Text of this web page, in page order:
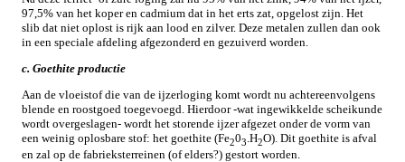
97,5% van het koper en cadmium dat in het erts zat, opgelost zijn. Het
slib dat niet oplost is rijk aan lood en zilver. Deze metalen zullen dan ook
in een speciale afdeling afgezonderd en gezuiverd worden.
c. Goethite productie
Aan de vloeistof die van de ijzerloging komt wordt nu achtereenvolgens
blende en roostgoed toegevoegd. Hierdoor -wat ingewikkelde scheikunde
wordt overgeslagen- wordt het storende ijzer afgezet onder de vorm van
een weinig oplosbare stof: het goethite (Fe203.H2O). Dit goethite is afval
en zal op de fabrieksterreinen (of elders?) gestort worden.